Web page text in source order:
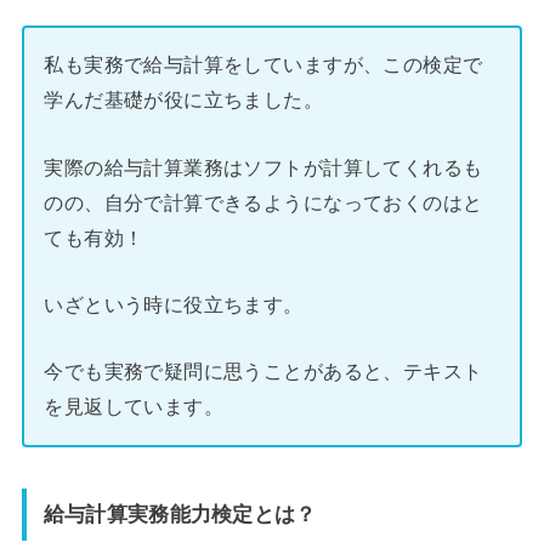
私も実務で給与計算をしていますが、この検定で
学んだ基礎が役に立ちました。
実際の給与計算業務はソフトが計算してくれるも
のの、自分で計算できるようになっておくのはと
ても有効！
いざという時に役立ちます。
今でも実務で疑問に思うことがあると、テキスト
を見返しています。
給与計算実務能力検定とは？